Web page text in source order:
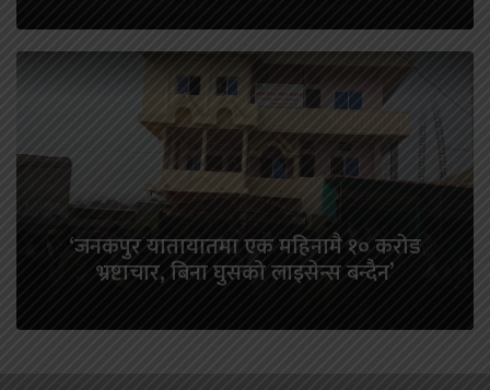
‘जनकपुर यातायातमा एक महिनामै १० करोड
भ्रष्टाचार, बिना घुसको लाइसेन्स बन्दैन’